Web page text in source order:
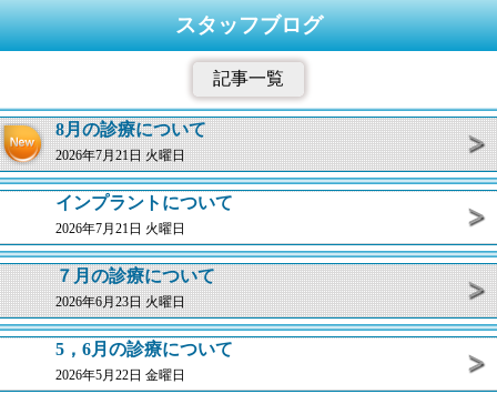
スタッフブログ
記事一覧
8月の診療について
2026年7月21日 火曜日
インプラントについて
2026年7月21日 火曜日
７月の診療について
2026年6月23日 火曜日
5，6月の診療について
2026年5月22日 金曜日